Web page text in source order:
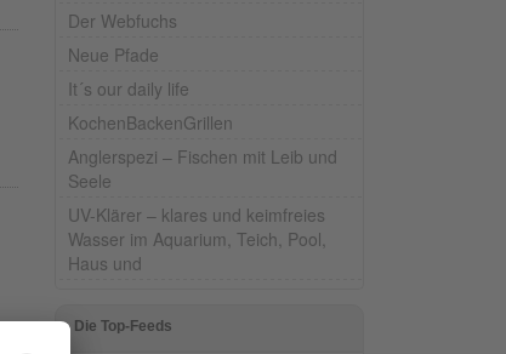
Der Webfuchs
Neue Pfade
It´s our daily life
KochenBackenGrillen
Anglerspezi – Fischen mit Leib und
Seele
UV-Klärer – klares und keimfreies
Wasser im Aquarium, Teich, Pool,
Haus und
Die Top-Feeds